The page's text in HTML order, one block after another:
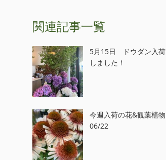
関連記事一覧
5月15日 ドウダン入荷
しました！
今週入荷の花&観葉植物
06/22